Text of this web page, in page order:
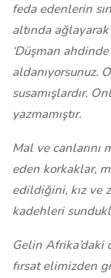
feda edenlerin
altında
‘Düşman
aldanıyorsunuz.
susamışlardır.
yazmamıştır.
Mal ve canlarını
eden korkaklar, m
edildiğini, kız ve
kadehleri
Gelin Afrika’daki
fırsat elimizden